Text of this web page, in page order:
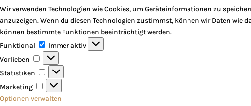
Wir verwenden Technologien wie Cookies, um Geräteinformationen zu
anzuzeigen. Wenn du diesen Technologien zustimmst, können wir Daten wie
können bestimmte Funktionen beeinträchtigt werden.
Funktional
Funktional
Immer aktiv
Vorlieben
Vorlieben
Statistiken
Statistiken
Marketing
Marketing
Optionen verwalten